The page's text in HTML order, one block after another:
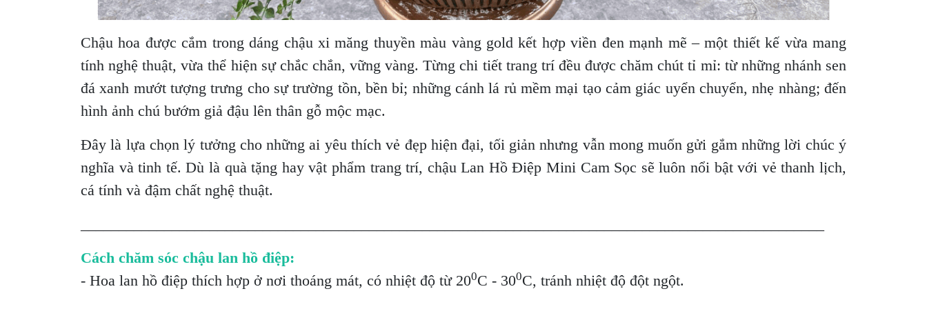
Chậu hoa được cắm trong dáng chậu xi măng thuyền màu vàng gold kết hợp viền đen mạnh mẽ – một thiết kế vừa mang
tính nghệ thuật, vừa thể hiện sự chắc chắn, vững vàng. Từng chi tiết trang trí đều được chăm chút tỉ mỉ: từ những nhánh sen
đá xanh mướt tượng trưng cho sự trường tồn, bền bỉ; những cánh lá rủ mềm mại tạo cảm giác uyển chuyển, nhẹ nhàng; đến
hình ảnh chú bướm giả đậu lên thân gỗ mộc mạc.
Đây là lựa chọn lý tưởng cho những ai yêu thích vẻ đẹp hiện đại, tối giản nhưng vẫn mong muốn gửi gắm những lời chúc ý
nghĩa và tinh tế. Dù là quà tặng hay vật phẩm trang trí, chậu Lan Hồ Điệp Mini Cam Sọc sẽ luôn nổi bật với vẻ thanh lịch,
cá tính và đậm chất nghệ thuật.
Cách chăm sóc chậu lan hồ điệp:
- Hoa lan hồ điệp thích hợp ở nơi thoáng mát, có nhiệt độ từ 200C - 300C, tránh nhiệt độ đột ngột.